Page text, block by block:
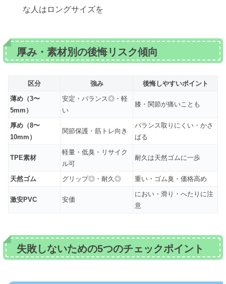
な人はロングサイズを
厚み・素材別の後悔リスク傾向
区分 強み
後悔しやすいポイント
薄め（3〜
5mm）
安定・バランス◎・軽
い
膝・関節が痛いことも
厚め（8〜
10mm）
関節保護・筋トレ向き
バランス取りにくい・かさ
ばる
TPE素材
軽量・低臭・リサイク
ル可
耐久は天然ゴムに一歩
天然ゴム グリップ◎・耐久◎ 重い・ゴム臭・価格高め
激安PVC 安価
におい・滑り・へたりに注
意
失敗しないための5つのチェックポイント